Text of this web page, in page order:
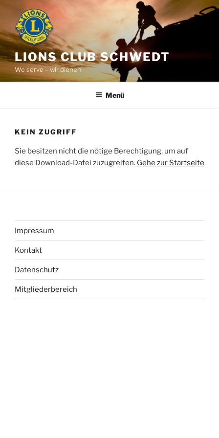
springen
LIONS CLUB SCHWEDT
We serve – wir dienen
Menü
KEIN ZUGRIFF
Sie besitzen nicht die nötige Berechtigung, um auf
diese Download-Datei zuzugreifen. Gehe zur Startseite
Impressum
Kontakt
Datenschutz
Mitgliederbereich